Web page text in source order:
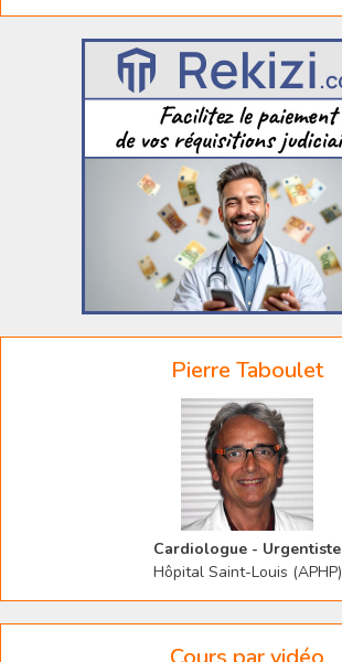
Pierre Taboulet
Cardiologue - Urgentiste
Hôpital Saint-Louis (APHP)